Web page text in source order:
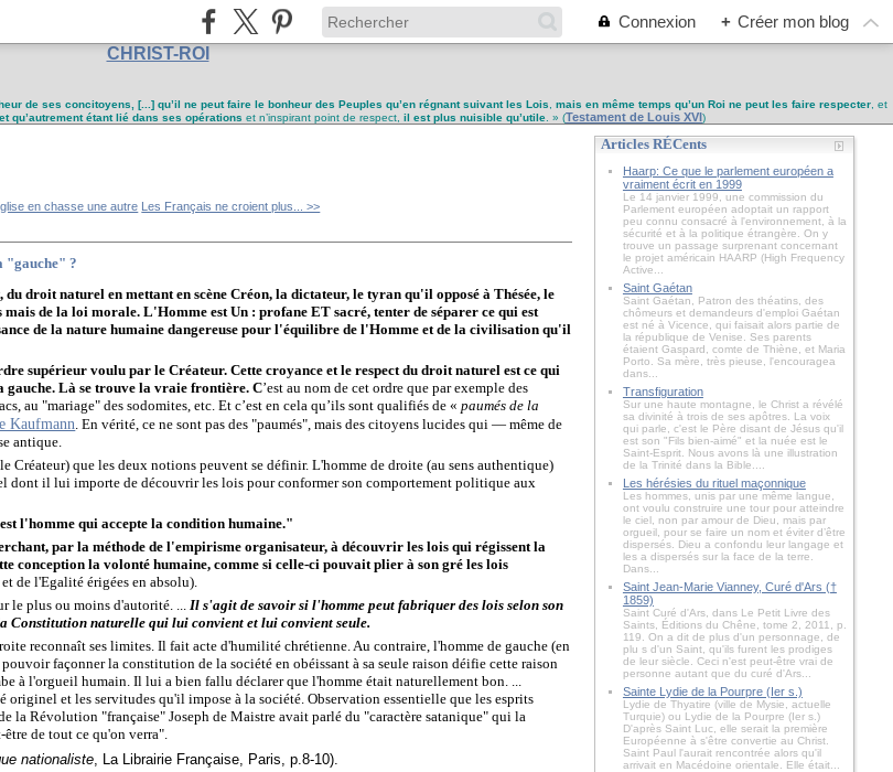
Connexion + Créer mon blog
CHRIST-ROI
de ses concitoyens, [...] qu’il ne peut faire le bonheur des Peuples qu’en régnant suivant les Lois mais en même temps qu’un Roi ne peut les faire respecter, et
qu’autrement étant lié dans ses opérations et n’inspirant point de respect, il est plus nuisible qu’utile . » (Testament de Louis XVI)
en chasse une autre Les Français ne croient plus... >>
"gauche" ?
droit naturel en mettant en scène Créon, la dictateur, le tyran qu'il opposé à Thésée, le
de la loi morale. L'Homme est Un : profane ET sacré, tenter de séparer ce qui est
de la nature humaine dangereuse pour l'équilibre de l'Homme et de la civilisation qu'il
supérieur voulu par le Créateur. Cette croyance et le respect du droit naturel est ce qui
Là se trouve la vraie frontière. C’est au nom de cet ordre que par exemple des
au "mariage" des sodomites, etc. Et c’est en cela qu’ils sont qualifiés de «paumés de la
Kaufmann . En vérité, ce ne sont pas des "paumés", mais des citoyens lucides qui — même de
antique.
Créateur) que les deux notions peuvent se définir. L'homme de droite (au sens authentique)
dont il lui importe de découvrir les lois pour conformer son comportement politique aux
est l'homme qui accepte la condition humaine."
par la méthode de l'empirisme organisateur, à découvrir les lois qui régissent la
conception la volonté humaine, comme si celle-ci pouvait plier à son gré les lois
de l'Egalité érigées en absolu).
le plus ou moins d'autorité. ... Il s'agit de savoir si l'homme peut fabriquer des lois selon son
Constitution naturelle qui lui convient et lui convient seule.
reconnaît ses limites. Il fait acte d'humilité chrétienne. Au contraire, l'homme de gauche (en
façonner la constitution de la société en obéissant à sa seule raison déifie cette raison
à l'orgueil humain. Il lui a bien fallu déclarer que l'homme était naturellement bon. ...
originel et les servitudes qu'il impose à la société. Observation essentielle que les esprits
la Révolution "française" Joseph de Maistre avait parlé du "caractère satanique" qui la
de tout ce qu'on verra".
nationaliste , La Librairie Française, Paris, p.8-10).
Articles RÉCents
Haarp: Ce que le parlement européen a
vraiment écrit en 1999
Le 14 janvier 1999, une commission du
Parlement européen adoptait un rapport
peu connu consacré à l'environnement, à la
sécurité et à la politique étrangère. On y
trouve un passage surprenant concernant
le projet américain HAARP (High Frequency
Active...
Saint Gaétan
Saint Gaétan, Patron des théatins, des
chômeurs et demandeurs d'emploi Gaétan
est né à Vicence, qui faisait alors partie de
la république de Venise. Ses parents
étaient Gaspard, comte de Thiène, et Maria
Porto. Sa mère, très pieuse, l'encouragea
dans...
Transfiguration
Sur une haute montagne, le Christ a révélé
sa divinité à trois de ses apôtres. La voix
qui parle, c'est le Père disant de Jésus qu'il
est son "Fils bien-aimé" et la nuée est le
Saint-Esprit. Nous avons là une illustration
de la Trinité dans la Bible....
Les hérésies du rituel maçonnique
Les hommes, unis par une même langue,
ont voulu construire une tour pour atteindre
le ciel, non par amour de Dieu, mais par
orgueil, pour se faire un nom et éviter d’être
dispersés. Dieu a confondu leur langage et
les a dispersés sur la face de la terre.
Dans...
Saint Jean-Marie Vianney, Curé d'Ars (†
1859)
Saint Curé d'Ars, dans Le Petit Livre des
Saints, Éditions du Chêne, tome 2, 2011, p.
119. On a dit de plus d'un personnage, de
plu s d'un Saint, qu'ils furent les prodiges
de leur siècle. Ceci n'est peut-être vrai de
personne autant que du curé d'Ars...
Sainte Lydie de la Pourpre (Ier s.)
Lydie de Thyatire (ville de Mysie, actuelle
Turquie) ou Lydie de la Pourpre (Ier s.)
D'après Saint Luc, elle serait la première
Européenne à s'être convertie au Christ.
Saint Paul l'aurait rencontrée alors qu'il
arrivait en Macédoine orientale. Elle était...